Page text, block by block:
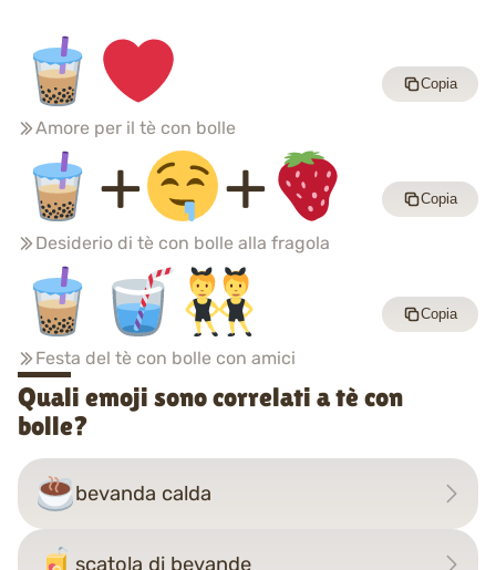
Amore per il tè con bolle
Copia
+ +
Desiderio di tè con bolle alla fragola
Copia
Festa del tè con bolle con amici
Copia
Quali emoji sono correlati a tè con
bolle?
bevanda calda
scatola di bevande